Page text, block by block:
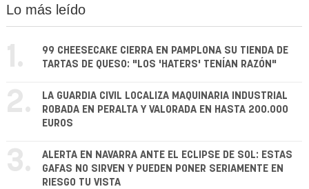
Lo más leído
1.
99 CHEESECAKE CIERRA EN PAMPLONA SU TIENDA DE
TARTAS DE QUESO: "LOS 'HATERS' TENÍAN RAZÓN"
2.
LA GUARDIA CIVIL LOCALIZA MAQUINARIA INDUSTRIAL
ROBADA EN PERALTA Y VALORADA EN HASTA 200.000
EUROS
3.
ALERTA EN NAVARRA ANTE EL ECLIPSE DE SOL: ESTAS
GAFAS NO SIRVEN Y PUEDEN PONER SERIAMENTE EN
RIESGO TU VISTA